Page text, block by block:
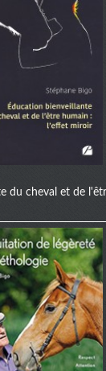
du cheval et de